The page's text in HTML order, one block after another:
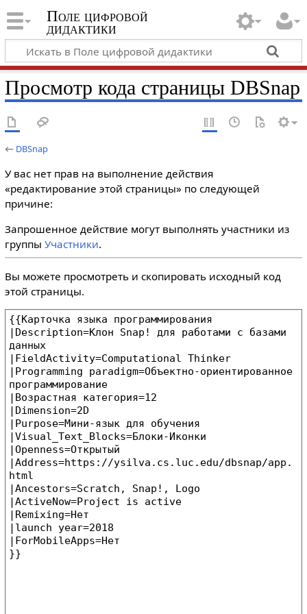
Поле цифровой
дидактики
Просмотр кода страницы DBSnap
← DBSnap
У вас нет прав на выполнение действия
«редактирование этой страницы» по следующей
причине:
Запрошенное действие могут выполнять участники из
группы Участники.
Вы можете просмотреть и скопировать исходный код
этой страницы.